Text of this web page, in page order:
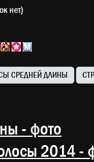
нет)
СРЕДНЕЙ ДЛИНЫ
- фото
2014 -